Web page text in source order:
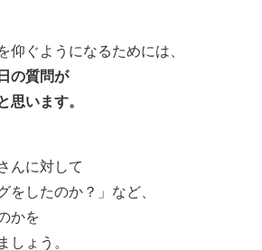
仰ぐようになるためには、
の質問が
思います。
んに対して
をしたのか？」など、
かを
しょう。